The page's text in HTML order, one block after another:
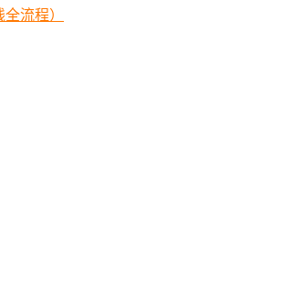
流程）